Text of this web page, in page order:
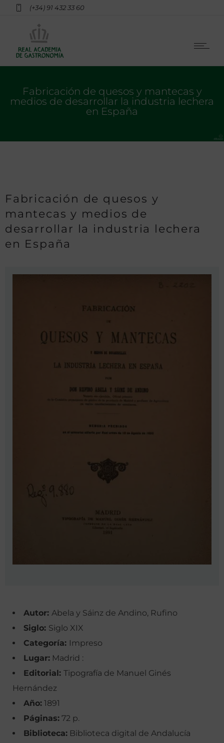
(+34) 91 432 33 60
Fabricación de quesos y mantecas y
medios de desarrollar la industria lechera
en España
Fabricación de quesos y
mantecas y medios de
desarrollar la industria lechera
en España
Autor: Abela y Sáinz de Andino, Rufino
Siglo: Siglo XIX
Categoría: Impreso
Lugar: Madrid :
Editorial: Tipografía de Manuel Ginés
Hernández
Año: 1891
Páginas: 72 p.
Biblioteca: Biblioteca digital de Andalucía